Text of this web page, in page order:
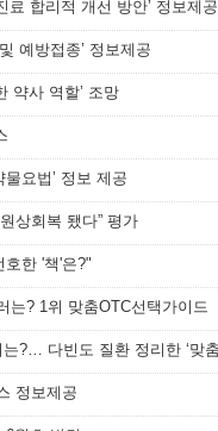
료 합리적 개선 방안’ 정보제공
예방접종’ 정보제공
약사 역할’ 조망
요법’ 정보 제공
상회복 됐다” 평가
한 '책'은?"
는? 1위 맞춤OTC선택가이드
정보제공